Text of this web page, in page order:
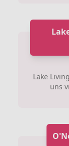
Lake
uns